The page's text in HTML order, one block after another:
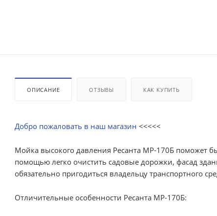
ОПИСАНИЕ ОТЗЫВЫ КАК КУПИТЬ
Добро пожаловать в наш магазин <<<<<
Мойка высокого давления Ресанта МР-170Б поможет
помощью легко очистить садовые дорожки, фасад
обязательно пригодиться владельцу транспортного
Отличительные особенности Ресанта МР-170Б: